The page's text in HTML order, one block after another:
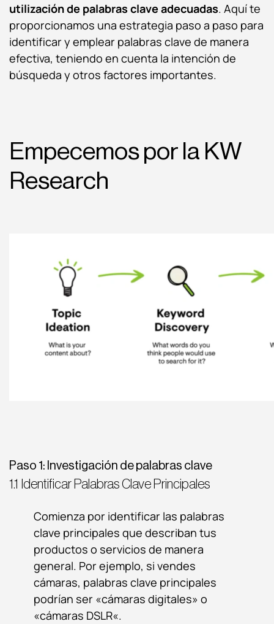
utilización de palabras clave adecuadas. Aquí te
proporcionamos una estrategia paso a paso para
identificar y emplear palabras clave de manera
efectiva, teniendo en cuenta la intención de
búsqueda y otros factores importantes.
Empecemos por la KW
Research
Paso 1: Investigación de palabras clave
1.1 Identificar Palabras Clave Principales
Comienza por identificar las palabras
clave principales que describan tus
productos o servicios de manera
general. Por ejemplo, si vendes
cámaras, palabras clave principales
podrían ser «cámaras digitales» o
«cámaras DSLR«.